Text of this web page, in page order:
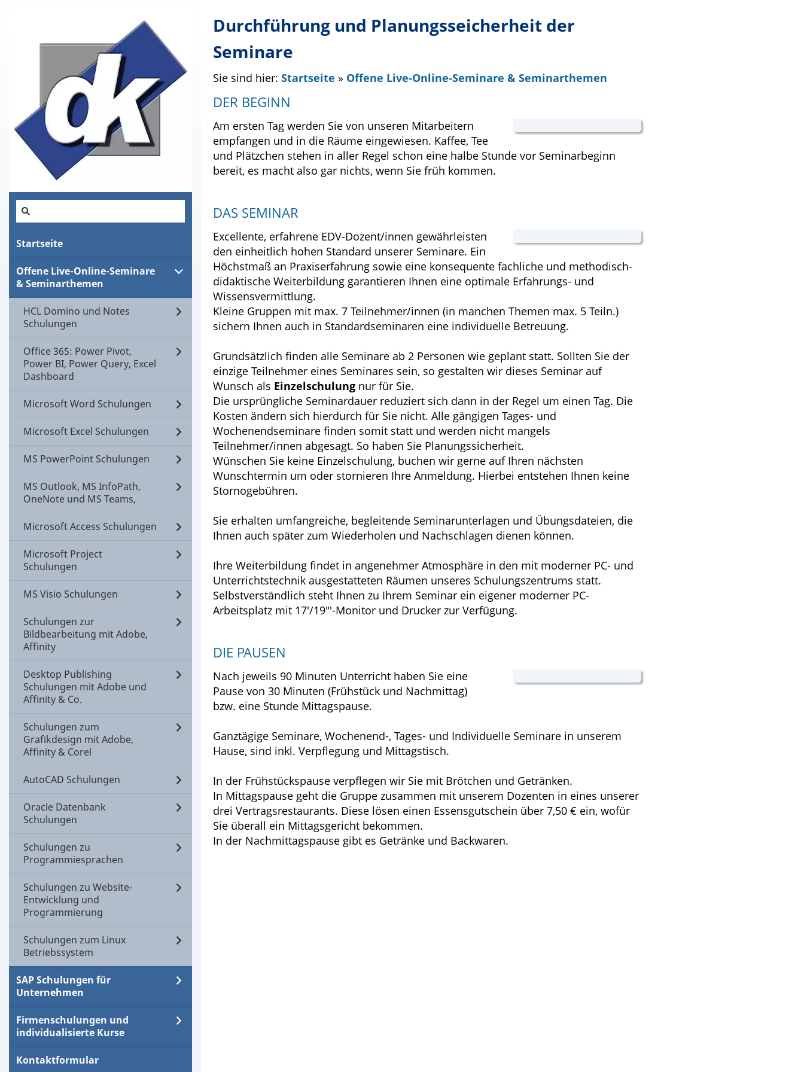
Startseite
Offene Live-Online-Seminare
& Seminarthemen
HCL Domino und Notes
Schulungen
Office 365: Power Pivot,
Power BI, Power Query, Excel
Dashboard
Microsoft Word Schulungen
Microsoft Excel Schulungen
MS PowerPoint Schulungen
MS Outlook, MS InfoPath,
OneNote und MS Teams,
Microsoft Access Schulungen
Microsoft Project
Schulungen
MS Visio Schulungen
Schulungen zur
Bildbearbeitung mit Adobe,
Affinity
Desktop Publishing
Schulungen mit Adobe und
Affinity & Co.
Schulungen zum
Grafikdesign mit Adobe,
Affinity & Corel
AutoCAD Schulungen
Oracle Datenbank
Schulungen
Schulungen zu
Programmiesprachen
Schulungen zu Website-
Entwicklung und
Programmierung
Schulungen zum Linux
Betriebssystem
SAP Schulungen für
Unternehmen
Firmenschulungen und
individualisierte Kurse
Kontaktformular
Durchführung und Planungsseicherheit der
Seminare
Sie sind hier: Startseite » Offene Live-Online-Seminare & Seminarthemen
DER BEGINN
Am ersten Tag werden Sie von unseren Mitarbeitern
empfangen und in die Räume eingewiesen. Kaffee, Tee
und Plätzchen stehen in aller Regel schon eine halbe Stunde vor Seminarbeginn
bereit, es macht also gar nichts, wenn Sie früh kommen.
DAS SEMINAR
Excellente, erfahrene EDV-Dozent/innen gewährleisten
den einheitlich hohen Standard unserer Seminare. Ein
Höchstmaß an Praxiserfahrung sowie eine konsequente fachliche und methodisch-
didaktische Weiterbildung garantieren Ihnen eine optimale Erfahrungs- und
Wissensvermittlung.
Kleine Gruppen mit max. 7 Teilnehmer/innen (in manchen Themen max. 5 Teiln.)
sichern Ihnen auch in Standardseminaren eine individuelle Betreuung.
Grundsätzlich finden alle Seminare ab 2 Personen wie geplant statt. Sollten Sie der
einzige Teilnehmer eines Seminares sein, so gestalten wir dieses Seminar auf
Wunsch als Einzelschulung nur für Sie.
Die ursprüngliche Seminardauer reduziert sich dann in der Regel um einen Tag. Die
Kosten ändern sich hierdurch für Sie nicht. Alle gängigen Tages- und
Wochenendseminare finden somit statt und werden nicht mangels
Teilnehmer/innen abgesagt. So haben Sie Planungssicherheit.
Wünschen Sie keine Einzelschulung, buchen wir gerne auf Ihren nächsten
Wunschtermin um oder stornieren Ihre Anmeldung. Hierbei entstehen Ihnen keine
Stornogebühren.
Sie erhalten umfangreiche, begleitende Seminarunterlagen und Übungsdateien, die
Ihnen auch später zum Wiederholen und Nachschlagen dienen können.
Ihre Weiterbildung findet in angenehmer Atmosphäre in den mit moderner PC- und
Unterrichtstechnik ausgestatteten Räumen unseres Schulungszentrums statt.
Selbstverständlich steht Ihnen zu Ihrem Seminar ein eigener moderner PC-
Arbeitsplatz mit 17'/19"'-Monitor und Drucker zur Verfügung.
DIE PAUSEN
Nach jeweils 90 Minuten Unterricht haben Sie eine
Pause von 30 Minuten (Frühstück und Nachmittag)
bzw. eine Stunde Mittagspause.
Ganztägige Seminare, Wochenend-, Tages- und Individuelle Seminare in unserem
Hause, sind inkl. Verpflegung und Mittagstisch.
In der Frühstückspause verpflegen wir Sie mit Brötchen und Getränken.
In Mittagspause geht die Gruppe zusammen mit unserem Dozenten in eines unserer
drei Vertragsrestaurants. Diese lösen einen Essensgutschein über 7,50 € ein, wofür
Sie überall ein Mittagsgericht bekommen.
In der Nachmittagspause gibt es Getränke und Backwaren.